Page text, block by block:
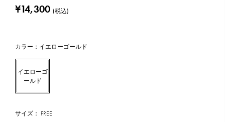
¥14,300 (税込)
カラー：イエローゴールド
イエローゴ
ールド
サイズ： FREE